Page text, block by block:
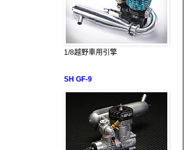
1/8越野車用引擎
SH GF-9